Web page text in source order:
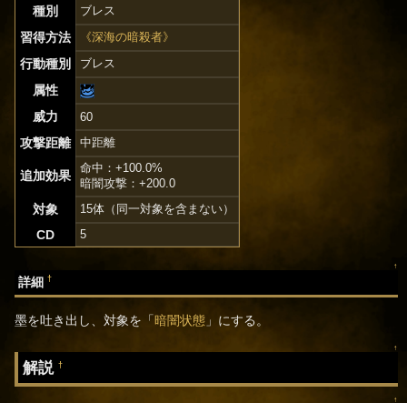
種別 ブレス
習得方法 《深海の暗殺者》
行動種別 ブレス
属性
威力
60
攻撃距離 中距離
追加効果
命中：+100.0%
暗闇攻撃：+200.0
対象 15体（同一対象を含まない）
CD 5
↑
詳細†
墨を吐き出し、対象を「暗闇状態 」にする。
↑
解説†
↑